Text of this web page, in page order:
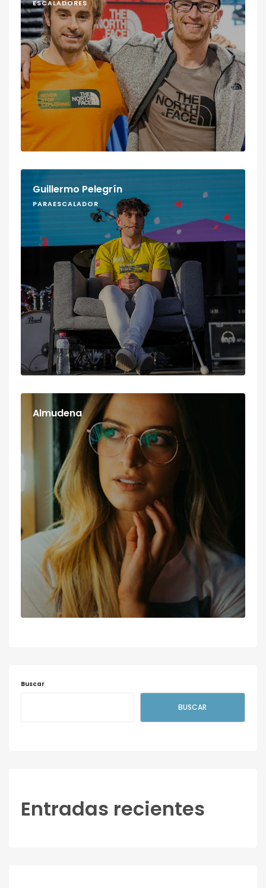
ESCALADORES
Guillermo Pelegrín
PARAESCALADOR
Almudena
Buscar
BUSCAR
Entradas recientes